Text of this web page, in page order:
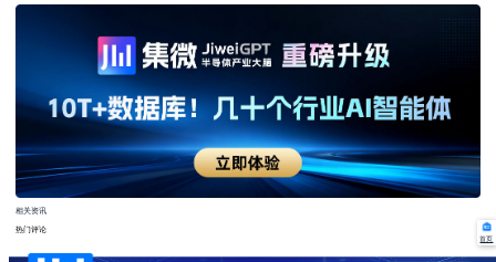
相关资讯
热门评论
首页